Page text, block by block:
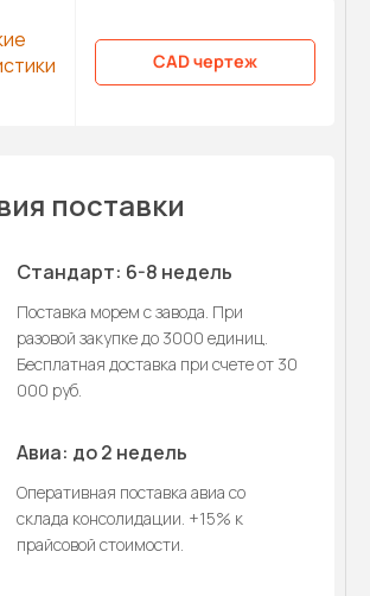
CAD чертеж
поставки
Стандарт: 6-8 недель
Поставка морем с завода. При
разовой закупке до 3000 единиц.
Бесплатная доставка при счете от 30
000 руб.
Авиа: до 2 недель
Оперативная поставка авиа со
склада консолидации. +15% к
прайсовой стоимости.